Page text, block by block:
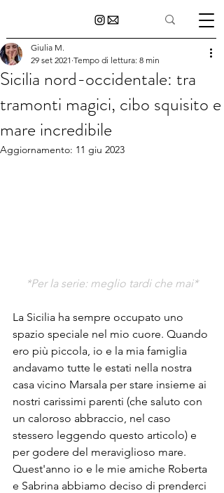
Sicilia nord-occidentale: tra
tramonti magici, cibo squisito e
mare incredibile
Giulia M.
29 set 2021 Tempo di lettura: 8 min
Aggiornamento: 11 giu 2023
*Per la serie: meglio tardi che mai*
La Sicilia ha sempre occupato uno
spazio speciale nel mio cuore. Quando
ero più piccola, io e la mia famiglia
andavamo tutte le estati nella nostra
casa vicino Marsala per stare insieme ai
nostri carissimi parenti (che saluto con
un caloroso abbraccio, nel caso
stessero leggendo questo articolo) e
per godere del meraviglioso mare.
Quest'anno io e le mie amiche Roberta
e Sabrina abbiamo deciso di prenderci